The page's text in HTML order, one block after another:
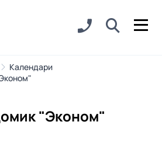
Календари
"Эконом"